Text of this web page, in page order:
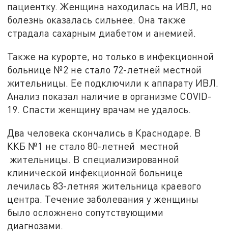
пациентку. Женщина находилась на ИВЛ, но
болезнь оказалась сильнее. Она также
страдала сахарным диабетом и анемией.
Также на курорте, но только в инфекционной
больнице №2 не стало 72-летней местной
жительницы. Ее подключили к аппарату ИВЛ.
Анализ показал наличие в организме COVID-
19. Спасти женщину врачам не удалось.
Два человека скончались в Краснодаре. В
ККБ №1 не стало 80-летней местной
жительницы. В специализированной
клинической инфекционной больнице
лечилась 83-летняя жительница краевого
центра. Течение заболевания у женщины
было осложнено сопутствующими
диагнозами.